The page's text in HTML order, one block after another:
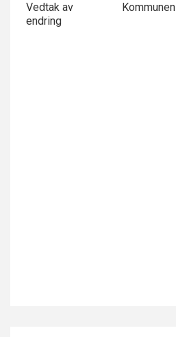
Vedtak av
endring
Kommunen